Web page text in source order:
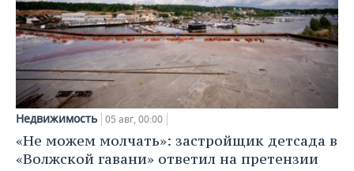
Недвижимость 05 авг, 00:00
«Не можем молчать»: застройщик детсада в
«Волжской гавани» ответил на претензии